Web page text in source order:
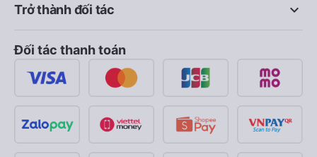
keyboard_arrow_down
Trở thành đối tác
Đối tác thanh toán